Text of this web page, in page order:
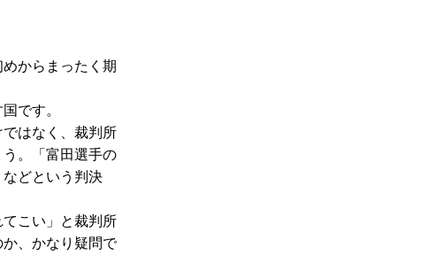
からまったく期
です。
はなく、裁判所
。「富田選手の
どという判決
こい」と裁判所
、かなり疑問で